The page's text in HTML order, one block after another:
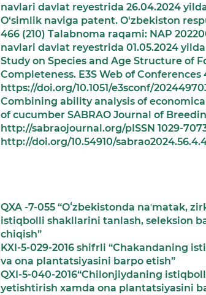
navlari davlat reyestrida 26.04.2024
O‘simlik naviga patent. O'zbekiston
466 (210) Talabnoma raqami: NAP
navlari davlat reyestrida 01.05.2024
Study on Species and Age Structure of
Completeness. E3S Web of Conferences
https://doi.org/10.1051/e3sconf/
Combining ability analysis of
of cucumber SABRAO Journal of
http://sabraojournal.org/pISSN 1029-
http://doi.org/10.54910/
QXA -7-055 “Oʻzbekistonda naʼmatak,
istiqbolli shakllarini tanlash, seleksion
chiqish”
KXI-5-029-2016 shifrli “Chakandaning
va ona plantatsiyasini barpo etish”
QXI-5-040-2016“Chilonjiydaning
yetishtirish xamda ona plantatsiyasini